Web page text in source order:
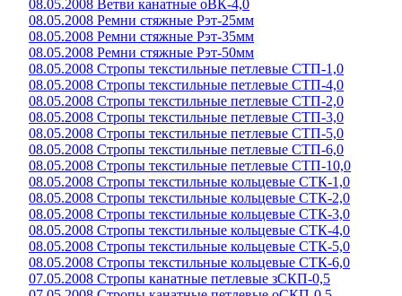
08.05.2008 Ветви канатные оВК-4,0
08.05.2008 Ремни стяжные Рэт-25мм
08.05.2008 Ремни стяжные Рэт-35мм
08.05.2008 Ремни стяжные Рэт-50мм
08.05.2008 Стропы текстильные петлевые СТП-1,0
08.05.2008 Стропы текстильные петлевые СТП-4,0
08.05.2008 Стропы текстильные петлевые СТП-2,0
08.05.2008 Стропы текстильные петлевые СТП-3,0
08.05.2008 Стропы текстильные петлевые СТП-5,0
08.05.2008 Стропы текстильные петлевые СТП-6,0
08.05.2008 Стропы текстильные петлевые СТП-10,0
08.05.2008 Стропы текстильные кольцевые СТК-1,0
08.05.2008 Стропы текстильные кольцевые СТК-2,0
08.05.2008 Стропы текстильные кольцевые СТК-3,0
08.05.2008 Стропы текстильные кольцевые СТК-4,0
08.05.2008 Стропы текстильные кольцевые СТК-5,0
08.05.2008 Стропы текстильные кольцевые СТК-6,0
07.05.2008 Стропы канатные петлевые зСКП-0,5